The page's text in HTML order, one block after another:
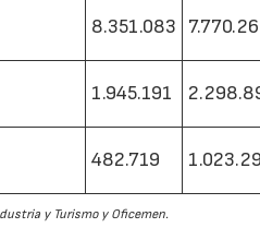
8.351.083
1.945.191
482.719
y Turismo y Oficemen.